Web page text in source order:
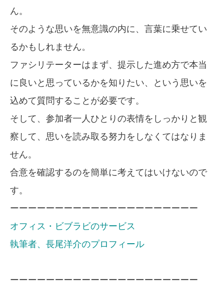
ん。
そのような思いを無意識の内に、言葉に乗せてい
るかもしれません。
ファシリテーターはまず、提示した進め方で本当
に良いと思っているかを知りたい、という思いを
込めて質問することが必要です。
そして、参加者一人ひとりの表情をしっかりと観
察して、思いを読み取る努力をしなくてはなりま
せん。
合意を確認するのを簡単に考えてはいけないので
す。
ーーーーーーーーーーーーーーーーーーーーー
オフィス・ビブラビのサービス
執筆者、長尾洋介のプロフィール